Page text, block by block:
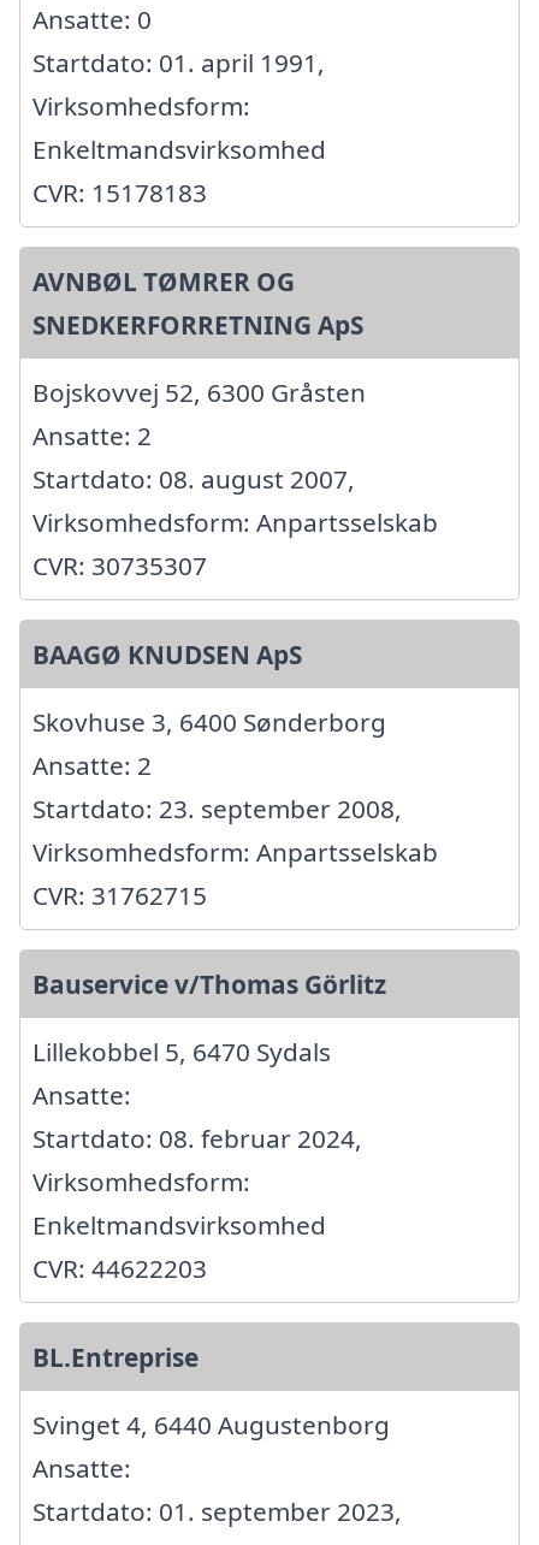
Ansatte: 0
Startdato: 01. april 1991,
Virksomhedsform:
Enkeltmandsvirksomhed
CVR: 15178183
AVNBØL TØMRER OG
SNEDKERFORRETNING ApS
Bojskovvej 52, 6300 Gråsten
Ansatte: 2
Startdato: 08. august 2007,
Virksomhedsform: Anpartsselskab
CVR: 30735307
BAAGØ KNUDSEN ApS
Skovhuse 3, 6400 Sønderborg
Ansatte: 2
Startdato: 23. september 2008,
Virksomhedsform: Anpartsselskab
CVR: 31762715
Bauservice v/Thomas Görlitz
Lillekobbel 5, 6470 Sydals
Ansatte:
Startdato: 08. februar 2024,
Virksomhedsform:
Enkeltmandsvirksomhed
CVR: 44622203
BL.Entreprise
Svinget 4, 6440 Augustenborg
Ansatte:
Startdato: 01. september 2023,